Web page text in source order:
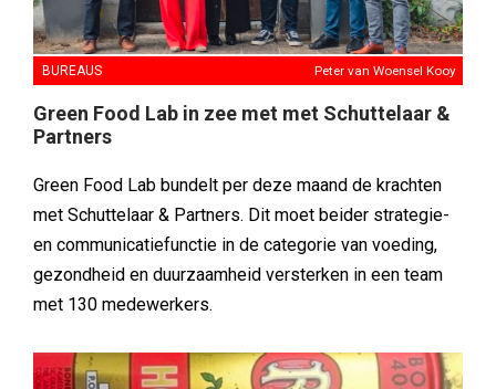
BUREAUS Peter van Woensel Kooy
Green Food Lab in zee met met Schuttelaar &
Partners
Green Food Lab bundelt per deze maand de krachten
met Schuttelaar & Partners. Dit moet beider strategie-
en communicatiefunctie in de categorie van voeding,
gezondheid en duurzaamheid versterken in een team
met 130 medewerkers.